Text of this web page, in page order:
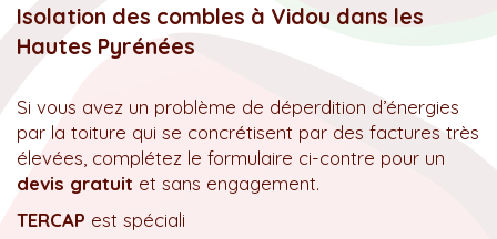
Isolation des combles à Vidou dans les
Hautes Pyrénées
Si vous avez un problème de déperdition d’énergies
par la toiture qui se concrétisent par des factures très
élevées, complétez le formulaire ci-contre pour un
devis gratuit et sans engagement.
TERCAP est spéciali